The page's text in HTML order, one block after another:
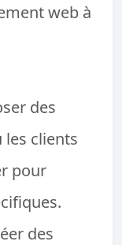
web à
des
les clients
pour
des